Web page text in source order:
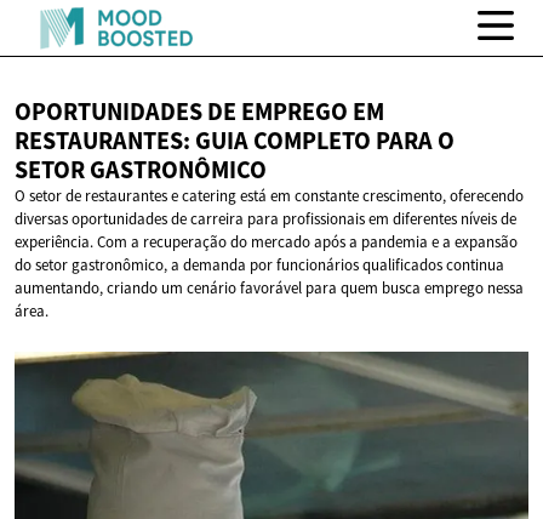
OPORTUNIDADES DE EMPREGO EM
RESTAURANTES: GUIA COMPLETO PARA O
SETOR GASTRONÔMICO
O setor de restaurantes e catering está em constante crescimento, oferecendo
diversas oportunidades de carreira para profissionais em diferentes níveis de
experiência. Com a recuperação do mercado após a pandemia e a expansão
do setor gastronômico, a demanda por funcionários qualificados continua
aumentando, criando um cenário favorável para quem busca emprego nessa
área.